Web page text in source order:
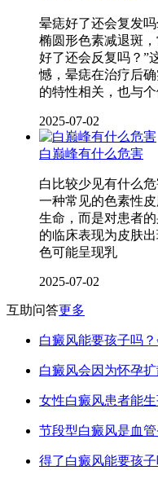
晕痣好了还会复发
椭圆形色素减退斑
好了还会反复吗？”
憾，晕痣在治疗后
的特性相关，也与
2025-07-02
白巅峰有什么危害
白比较少见有什么
一种常见的色素性
生命，而是对患者
的临床表现为皮肤
色可能呈现乳
2025-07-02
互助问答更多
白癜风能要孩子吗
白癜风会因为怀孕
女性白癜风患者能
节段型白癜风是血
得了白癜风能要孩